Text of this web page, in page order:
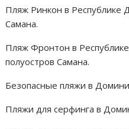
Пляж Ринкон в Республике
Самана.
Пляж Фронтон в
полуостров Самана.
Безопасные пляжи в
Пляжи для серфинга в